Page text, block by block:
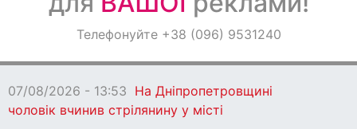
ОголошенняТелефонуйте +38 (096) 9531240
07/08/2026 - 13:53 На Дніпропетровщині
чоловік вчинив стрілянину у місті